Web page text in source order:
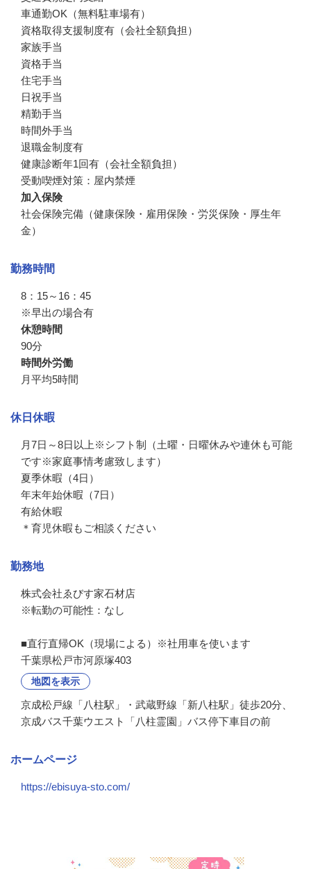
車通勤OK（無料駐車場有）
資格取得支援制度有（会社全額負担）
家族手当
資格手当
住宅手当
日祝手当
精勤手当
時間外手当
退職金制度有
健康診断年1回有（会社全額負担）
受動喫煙対策：屋内禁煙
加入保険
社会保険完備（健康保険・雇用保険・労災保険・厚生年
金）
勤務時間
8：15～16：45
※早出の場合有
休憩時間
90分
時間外労働
月平均5時間
休日休暇
月7日～8日以上※シフト制（土曜・日曜休みや連休も可能
です※家庭事情考慮致します）
夏季休暇（4日）
年末年始休暇（7日）
有給休暇
＊育児休暇もご相談ください
勤務地
株式会社ゑびす家石材店
※転勤の可能性：なし
■直行直帰OK（現場による）※社用車を使います
千葉県松戸市河原塚403
地図を表示
京成松戸線「八柱駅」・武蔵野線「新八柱駅」徒歩20分、
京成バス千葉ウエスト「八柱霊園」バス停下車目の前
ホームページ
https://ebisuya-sto.com/